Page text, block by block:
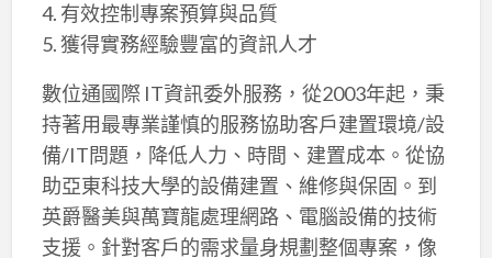
4. 有效控制專案預算與品質
5. 獲得實務經驗豐富的資訊人才
數位通國際 IT資訊委外服務，從2003年起，秉
持著用最專業謹慎的服務協助客戶建置環境/設
備/IT問題，降低人力、時間、建置成本。從協
助亞東科技大學的設備建置、維修與保固。到
英爵醫美與萬寶龍處理網路、電腦設備的技術
支援。針對客戶的需求量身規劃整個專案，像